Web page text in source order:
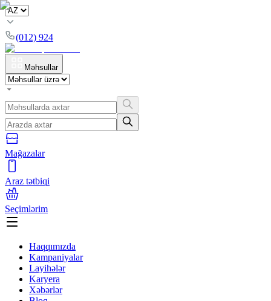
(012) 924
Məhsullar
Mağazalar
Araz tətbiqi
Seçimlərim
Haqqımızda
Kampaniyalar
Layihələr
Karyera
Xəbərlər